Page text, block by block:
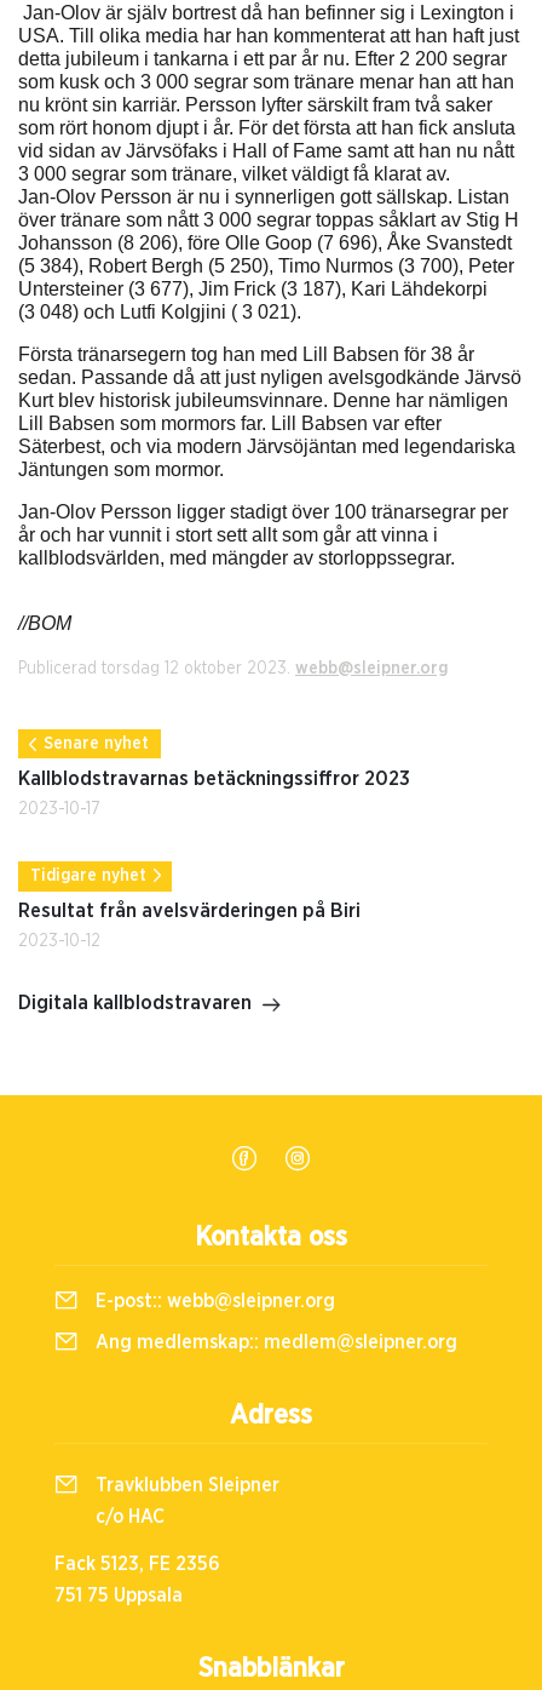
Jan-Olov är själv bortrest då han befinner sig i Lexington i
USA. Till olika media har han kommenterat att han haft just
detta jubileum i tankarna i ett par år nu. Efter 2 200 segrar
som kusk och 3 000 segrar som tränare menar han att han
nu krönt sin karriär. Persson lyfter särskilt fram två saker
som rört honom djupt i år. För det första att han fick ansluta
vid sidan av Järvsöfaks i Hall of Fame samt att han nu nått
3 000 segrar som tränare, vilket väldigt få klarat av.
Jan-Olov Persson är nu i synnerligen gott sällskap. Listan
över tränare som nått 3 000 segrar toppas såklart av Stig H
Johansson (8 206), före Olle Goop (7 696), Åke Svanstedt
(5 384), Robert Bergh (5 250), Timo Nurmos (3 700), Peter
Untersteiner (3 677), Jim Frick (3 187), Kari Lähdekorpi
(3 048) och Lutfi Kolgjini ( 3 021).
Första tränarsegern tog han med Lill Babsen för 38 år
sedan. Passande då att just nyligen avelsgodkände Järvsö
Kurt blev historisk jubileumsvinnare. Denne har nämligen
Lill Babsen som mormors far. Lill Babsen var efter
Säterbest, och via modern Järvsöjäntan med legendariska
Jäntungen som mormor.
Jan-Olov Persson ligger stadigt över 100 tränarsegrar per
år och har vunnit i stort sett allt som går att vinna i
kallblodsvärlden, med mängder av storloppssegrar.
//BOM
Publicerad torsdag 12 oktober 2023. webb@sleipner.org
Senare nyhet
Kallblodstravarnas betäckningssiffror 2023
2023-10-17
Tidigare nyhet
Resultat från avelsvärderingen på Biri
2023-10-12
Digitala kallblodstravaren
Snabblänkar
Kontakta oss
E-post:: webb@sleipner.org
Ang medlemskap:: medlem@sleipner.org
Adress
Travklubben Sleipner
c/o HAC
Fack 5123, FE 2356
751 75 Uppsala